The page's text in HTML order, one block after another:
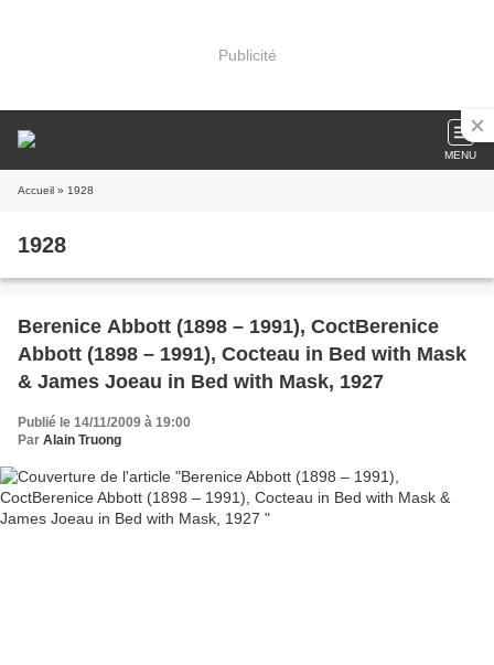
Publicité
MENU
Accueil » 1928
1928
Berenice Abbott (1898 – 1991), CoctBerenice
Abbott (1898 – 1991), Cocteau in Bed with Mask
& James Joeau in Bed with Mask, 1927
Publié le 14/11/2009 à 19:00
Par Alain Truong